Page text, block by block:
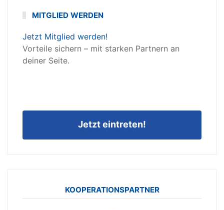
MITGLIED WERDEN
Jetzt Mitglied werden!
Vorteile sichern – mit starken Partnern an
deiner Seite.
Jetzt eintreten!
KOOPERATIONSPARTNER